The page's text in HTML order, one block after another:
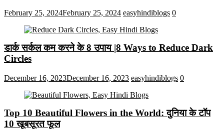
February 25, 2024February 25, 2024 easyhindiblogs 0
डार्क सर्कल कम करने के 8 उपाय |8 Ways to Reduce Dark
Circles
December 16, 2023December 16, 2023 easyhindiblogs 0
Top 10 Beautiful Flowers in the World: दुनिया के टॉप
10 खूबसूरत फूल